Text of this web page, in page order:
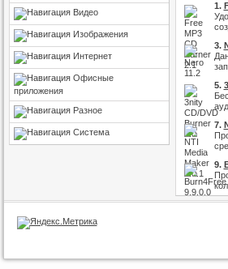
Видео
Изображения
Интернет
Офисные
приложения
Разное
Система
1.
3.
5.
7.
9.